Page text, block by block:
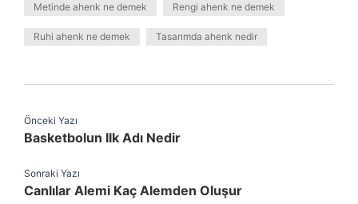
Metinde ahenk ne demek Rengi ahenk ne demek
Ruhi ahenk ne demek Tasarımda ahenk nedir
Önceki Yazı
Basketbolun Ilk Adı Nedir
Sonraki Yazı
Canlılar Alemi Kaç Alemden Oluşur